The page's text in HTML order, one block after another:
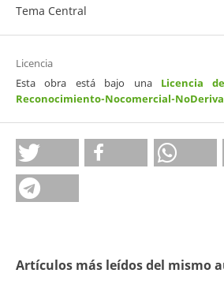
Tema Central
Licencia
Esta obra está bajo una Licencia
Reconocimiento-Nocomercial-
Artículos más leídos del mismo